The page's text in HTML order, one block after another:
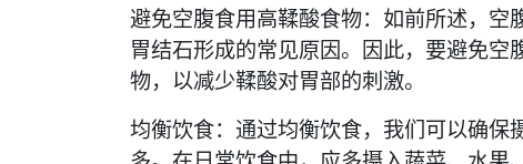
避免空腹食用高鞣酸食物：如前所述，空
胃结石形成的常见原因。因此，要避免
物，以减少鞣酸对胃部的刺激。
均衡饮食：通过均衡饮食，我们可以确